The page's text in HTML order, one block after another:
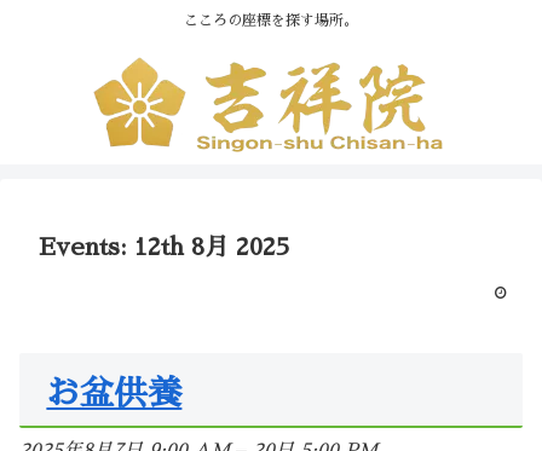
こころの座標を探す場所。
Events: 12th 8月 2025
お盆供養